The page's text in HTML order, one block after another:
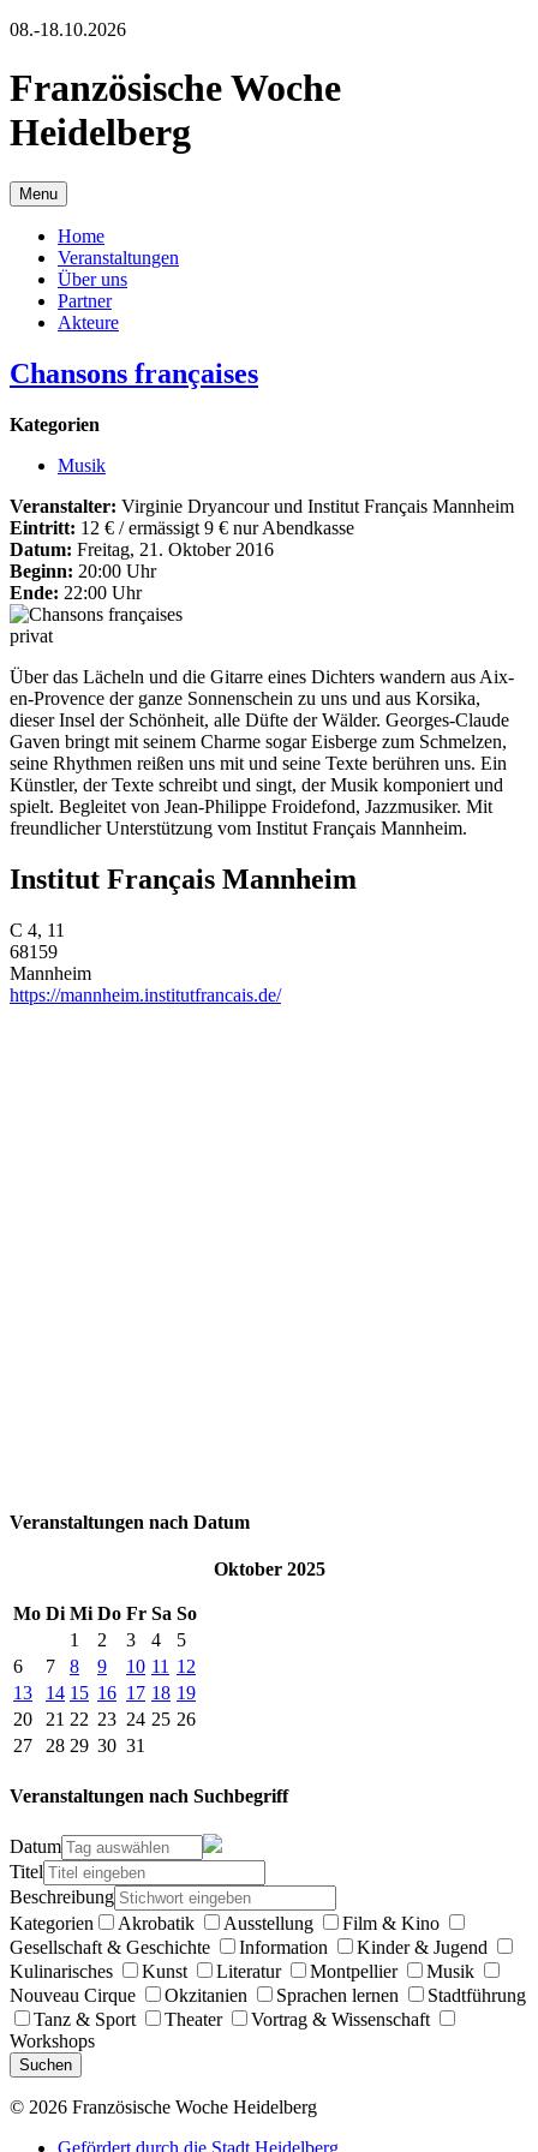
08.-18.10.2026
Französische Woche
Heidelberg
Menu
Home
Veranstaltungen
Über uns
Partner
Akteure
Chansons françaises
Kategorien
Musik
Veranstalter: Virginie Dryancour und Institut Français Mannheim
Eintritt: 12 € / ermässigt 9 € nur Abendkasse
Datum: Freitag, 21. Oktober 2016
Beginn: 20:00 Uhr
Ende: 22:00 Uhr
privat
Über das Lächeln und die Gitarre eines Dichters wandern aus Aix-
en-Provence der ganze Sonnenschein zu uns und aus Korsika,
dieser Insel der Schönheit, alle Düfte der Wälder. Georges-Claude
Gaven bringt mit seinem Charme sogar Eisberge zum Schmelzen,
seine Rhythmen reißen uns mit und seine Texte berühren uns. Ein
Künstler, der Texte schreibt und singt, der Musik komponiert und
spielt. Begleitet von Jean-Philippe Froidefond, Jazzmusiker. Mit
freundlicher Unterstützung vom Institut Français Mannheim.
Institut Français Mannheim
C 4, 11
68159
Mannheim
https://mannheim.institutfrancais.de/
Veranstaltungen nach Datum
Oktober 2025
Mo Di Mi Do Fr Sa So
1
2 3 4
5
6
7 8 9 10 11 12
13
14 15 16 17 18 19
20
21 22 23 24 25 26
27
28 29 30 31
Veranstaltungen nach Suchbegriff
Datum
Titel
Beschreibung
Kategorien
Akrobatik Ausstellung
Film & Kino
Gesellschaft & Geschichte
Information
Kinder & Jugend
Kulinarisches
Kunst Literatur Montpellier
Musik
Nouveau Cirque
Okzitanien Sprachen lernen
Stadtführung
Tanz & Sport
Theater
Vortrag & Wissenschaft
Workshops
Suchen
© 2026 Französische Woche Heidelberg
Gefördert durch die Stadt Heidelberg